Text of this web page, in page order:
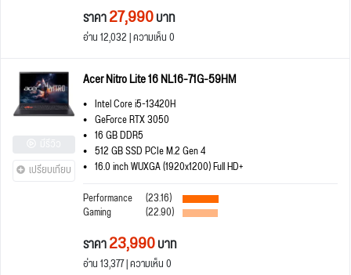
ราคา27,990บาท
อ่าน 12,032 | ความเห็น 0
เปรียบเทียบ
Acer Nitro Lite 16 NL16-71G-59HM
Intel Core i5-13420H
GeForce RTX 3050
16 GB DDR5
512 GB SSD PCIe M.2 Gen 4
16.0 inch WUXGA (1920x1200) Full HD+
Performance
(23.16)
Gaming (22.90)
ราคา23,990บาท
อ่าน 13,377 | ความเห็น 0